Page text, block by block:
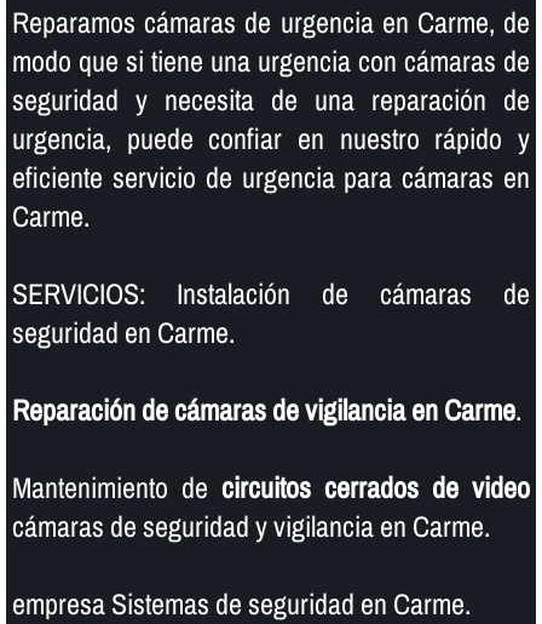
Reparamos cámaras de urgencia en Carme, de
modo que si tiene una urgencia con cámaras de
seguridad y necesita de una reparación de
urgencia, puede confiar en nuestro rápido y
eficiente servicio de urgencia para cámaras en
Carme.
SERVICIOS: Instalación de cámaras de
seguridad en Carme.
Reparación de cámaras de vigilancia en Carme.
Mantenimiento de circuitos cerrados de video
cámaras de seguridad y vigilancia en Carme.
empresa Sistemas de seguridad en Carme.